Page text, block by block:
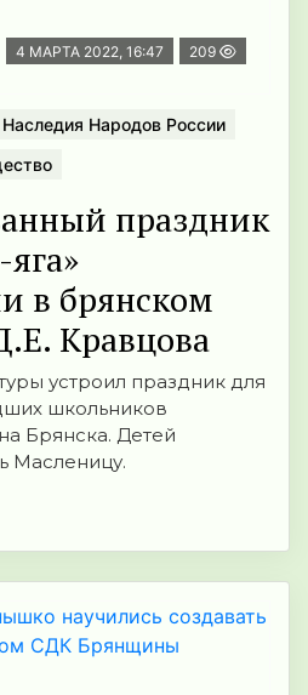
4 МАРТА 2022, 16:47 209
Наследия Народов России
праздник
в брянском
Кравцова
устроил праздник для
школьников
Брянска. Детей
Масленицу.